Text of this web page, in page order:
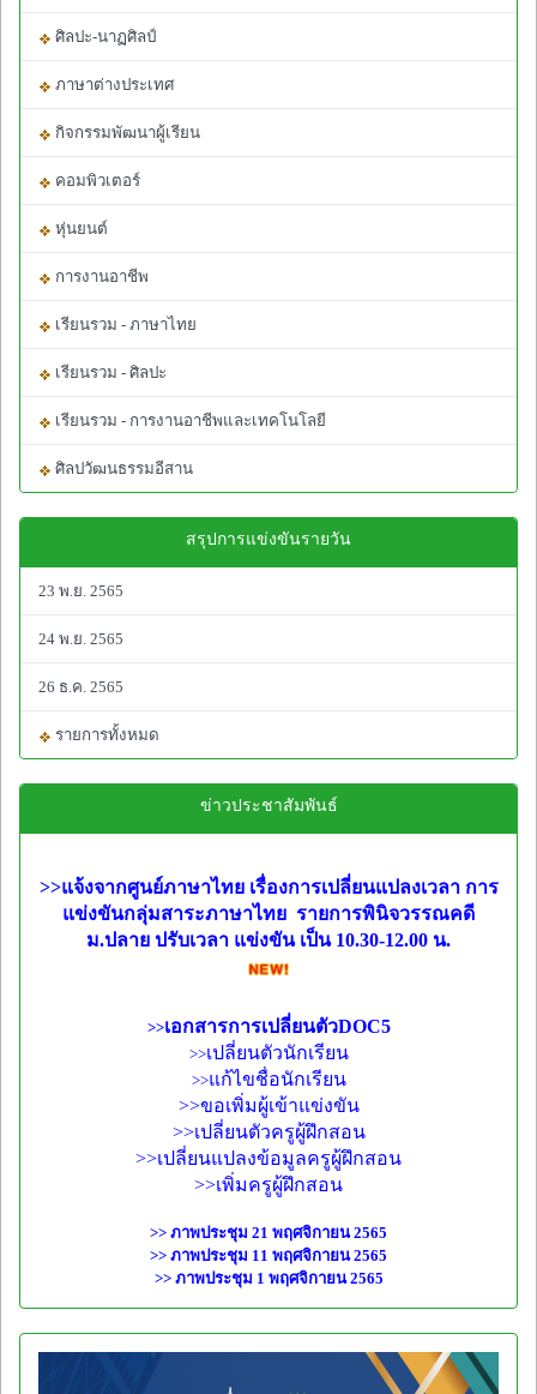
ศิลปะ-นาฏศิลป์
ภาษาต่างประเทศ
กิจกรรมพัฒนาผู้เรียน
คอมพิวเตอร์
หุ่นยนต์
การงานอาชีพ
เรียนรวม - ภาษาไทย
เรียนรวม - ศิลปะ
เรียนรวม - การงานอาชีพและเทคโนโลยี
ศิลปวัฒนธรรมอีสาน
สรุปการแข่งขันรายวัน
23 พ.ย. 2565
24 พ.ย. 2565
26 ธ.ค. 2565
รายการทั้งหมด
ข่าวประชาสัมพันธ์
>>แจ้งจากศูนย์ภาษาไทย เรื่องการเปลี่ยนแปลงเวลา การ
แข่งขันกลุ่มสาระภาษาไทย รายการพินิจวรรณคดี
ม.ปลาย ปรับเวลา แข่งขัน เป็น 10.30-12.00 น.
>>เอกสารการเปลี่ยนตัวDOC5
>>เปลี่ยนตัวนักเรียน
>>แก้ไขชื่อนักเรียน
>>ขอเพิ่มผู้เข้าแข่งขัน
>>เปลี่ยนตัวครูผู้ฝึกสอน
>>เปลี่ยนแปลงข้อมูลครูผู้ฝึกสอน
>>เพิ่มครูผู้ฝึกสอน
>> ภาพประชุม 21 พฤศจิกายน 2565
>> ภาพประชุม 11 พฤศจิกายน 2565
>>ภาพประชุม 1 พฤศจิกายน 2565